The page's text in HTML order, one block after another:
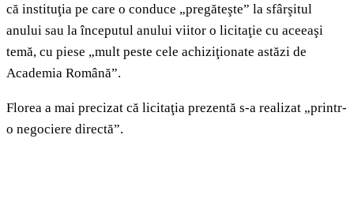
că instituţia pe care o conduce „pregăteşte” la sfârşitul
anului sau la începutul anului viitor o licitaţie cu aceeaşi
temă, cu piese „mult peste cele achiziţionate astăzi de
Academia Română”.
Florea a mai precizat că licitaţia prezentă s-a realizat „printr-
o negociere directă”.